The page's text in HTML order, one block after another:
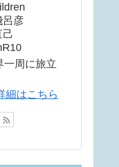
彦
一周に旅立
細はこちら